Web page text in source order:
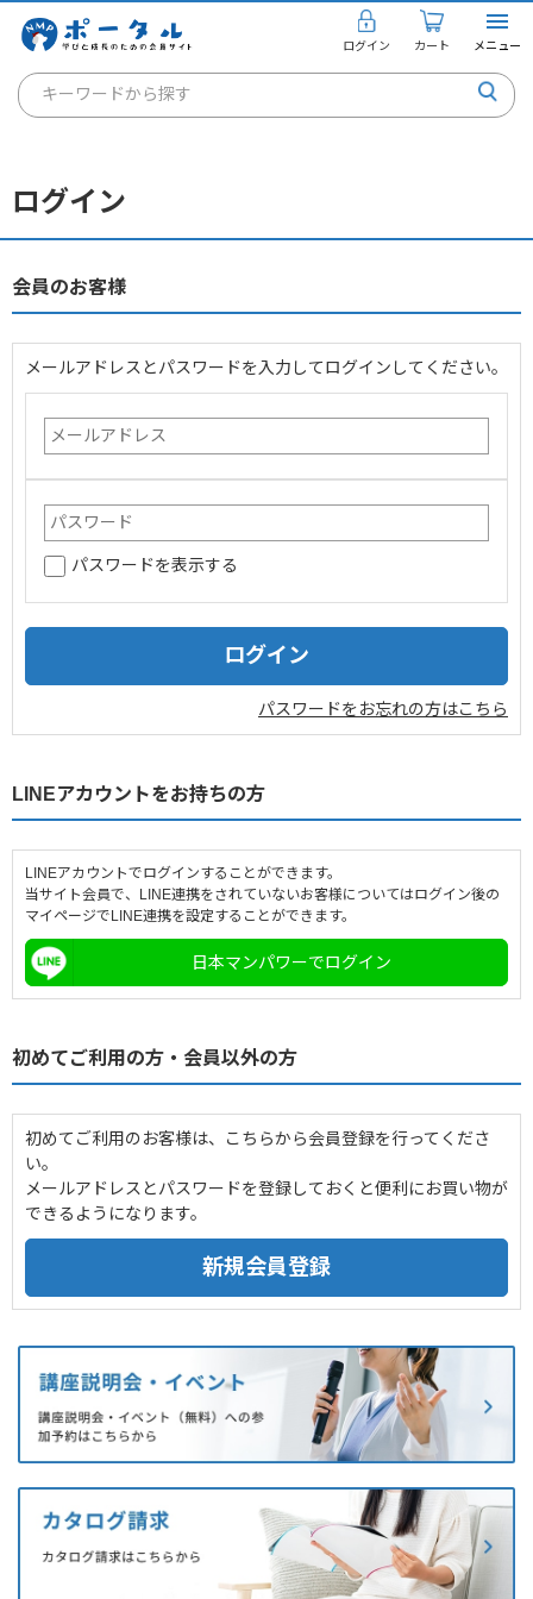
ログイン カート メニュー
キーワードから探す
通信講座
講座を探す
個人のお客様
法人のお客様
企業情報
採用情報
ログイン
会員のお客様
メールアドレスとパスワードを入力してログインしてください。
パスワードを表示する
パスワードをお忘れの方はこちら
LINEアカウントをお持ちの方
LINEアカウントでログインすることができます。
当サイト会員で、LINE連携をされていないお客様についてはログイン後の
マイページでLINE連携を設定することができます。
日本マンパワーでログイン
初めてご利用の方・会員以外の方
初めてご利用のお客様は、こちらから会員登録を行ってくださ
い。
メールアドレスとパスワードを登録しておくと便利にお買い物が
できるようになります。